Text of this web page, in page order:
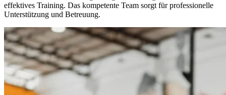
effektives Training. Das kompetente Team sorgt für professionelle
Unterstützung und Betreuung.